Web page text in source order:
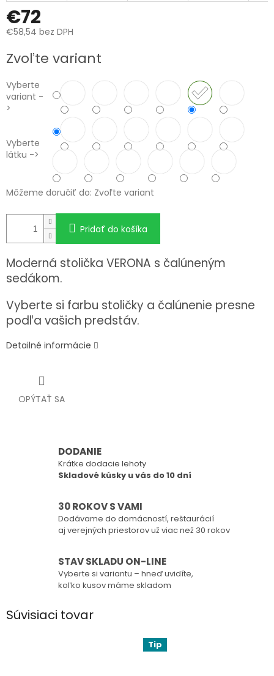
€72
€58,54 bez DPH
cena:
Zvoľte variant
Vyberte
variant -
>
Vyberte
látku ->
Môžeme doručiť do: Zvoľte variant
Pridať do košíka
Moderná stolička VERONA s čalúneným
sedákom.
Vyberte si farbu stoličky a čalúnenie presne
podľa vašich predstáv.
Detailné informácie
OPÝTAŤ SA
DODANIE
Krátke dodacie lehoty
Skladové kúsky u vás do 10 dní
30 ROKOV S VAMI
Dodávame do domácností, reštaurácií
aj verejných priestorov už viac než 30 rokov
STAV SKLADU ON-LINE
Vyberte si variantu – hneď uvidíte,
koľko kusov máme skladom
Súvisiaci tovar
Tip